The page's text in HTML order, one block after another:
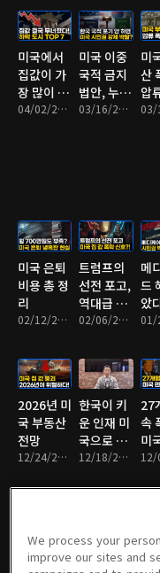
미국에서
집값이 가
장 많이 폭
락한 지역
04/02/2026 • 9분
미국 이중
국적 금지
법안, 누가
위험할까?
03/16/2026 • 8분
미
산
압
시
미국 은퇴
비용 총 정
리
02/12/2026 • 10분
트럼프의
선전 포고,
역대급 금
리 인하 지
02/06/2026 • 9분
메
드
았
민
유?
2026년 미
국 부동산
전망
12/24/2025 • 10분
한국이 키
운 인재 미
국으로 간
다?
12/18/2025 • 9분
27
속
미
붕
요즘 미국
에서 인기
미국 압류
폭증, 미국
미
령
We process your
improve our sites and